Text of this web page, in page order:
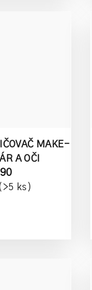
MAKE-
A OČI
ks)